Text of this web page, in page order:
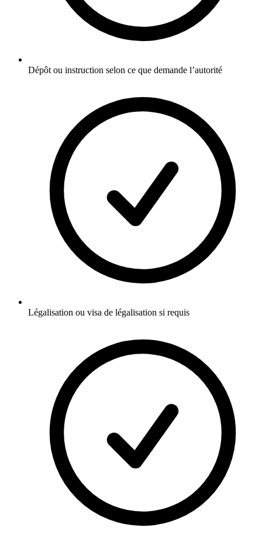
Dépôt ou instruction selon ce que demande l’autorité
Légalisation ou visa de légalisation si requis